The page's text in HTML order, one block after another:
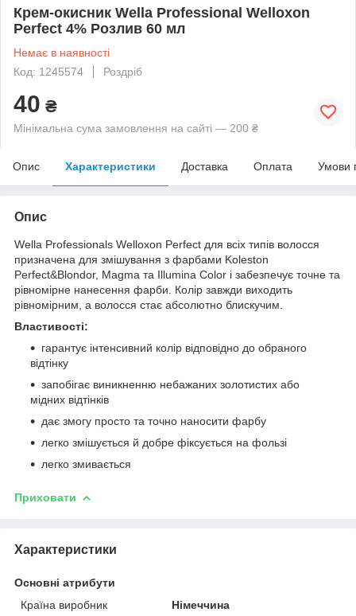
Крем-окисник Wella Professional Welloxon
Perfect 4% Розлив 60 мл
Немає в наявності
Код: 1245574
Роздріб
40 ₴
Мінімальна сума замовлення на сайті — 200 ₴
Опис Характеристики Доставка Оплата Умови
Опис
Wella Professionals Welloxon Perfect для всіх типів волосся
призначена для змішування з фарбами Koleston
Perfect&Blondor, Magma та Illumina Color і забезпечує точне та
рівномірне нанесення фарби. Колір завжди виходить
рівномірним, а волосся стає абсолютно блискучим.
Властивості:
гарантує інтенсивний колір відповідно до обраного
відтінку
запобігає виникненню небажаних золотистих або
мідних відтінків
дає змогу просто та точно наносити фарбу
легко змішується й добре фіксується на фользі
легко змивається
Приховати
Характеристики
Основні атрибути
Країна виробник
Німеччина